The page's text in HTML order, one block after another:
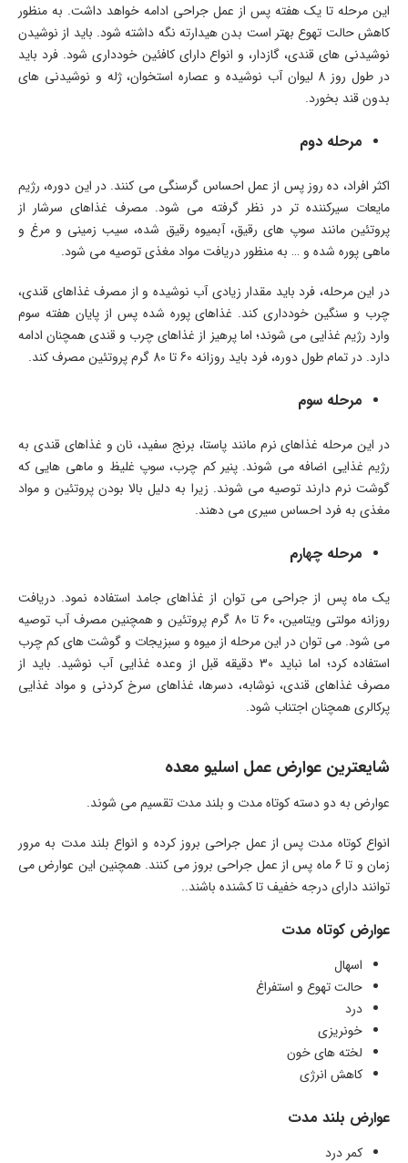
این مرحله تا یک هفته پس از عمل جراحی ادامه خواهد داشت. به منظور
کاهش حالت تهوع بهتر است بدن هیدارته نگه داشته شود. باید از نوشیدن
نوشیدنی های قندی، گازدار، و انواع دارای کافئین خودداری شود. فرد باید
در طول روز 8 لیوان آب نوشیده و عصاره استخوان، ژله و نوشیدنی های
بدون قند بخورد.
مرحله دوم
اکثر افراد، ده روز پس از عمل احساس گرسنگی می کنند. در این دوره، رژیم
مایعات سیرکننده تر در نظر گرفته می شود. مصرف غذاهای سرشار از
پروتئین مانند سوپ های رقیق، آبمیوه رقیق شده، سیب زمینی و مرغ و
ماهی پوره شده و … به منظور دریافت مواد مغذی توصیه می شود.
در این مرحله، فرد باید مقدار زیادی آب نوشیده و از مصرف غذاهای قندی،
چرب و سنگین خودداری کند. غذاهای پوره شده پس از پایان هفته سوم
وارد رژیم غذایی می شوند؛ اما پرهیز از غذاهای چرب و قندی همچنان ادامه
دارد. در تمام طول دوره، فرد باید روزانه 60 تا 80 گرم پروتئین مصرف کند.
مرحله سوم
در این مرحله غذاهای نرم مانند پاستا، برنج سفید، نان و غذاهای قندی به
رژیم غذایی اضافه می شوند. پنیر کم چرب، سوپ غلیظ و ماهی هایی که
گوشت نرم دارند توصیه می شوند. زیرا به دلیل بالا بودن پروتئین و مواد
مغذی به فرد احساس سیری می دهند.
مرحله چهارم
یک ماه پس از جراحی می توان از غذاهای جامد استفاده نمود. دریافت
روزانه مولتی ویتامین، 60 تا 80 گرم پروتئین و همچنین مصرف آب توصیه
می شود. می توان در این مرحله از میوه و سبزیجات و گوشت های کم چرب
استفاده کرد؛ اما نباید 30 دقیقه قبل از وعده غذایی آب نوشید. باید از
مصرف غذاهای قندی، نوشابه، دسرها، غذاهای سرخ کردنی و مواد غذایی
پرکالری همچنان اجتناب شود.
شایعترین عوارض عمل اسلیو معده
عوارض به دو دسته کوتاه مدت و بلند مدت تقسیم می شوند.
انواع کوتاه مدت پس از عمل جراحی بروز کرده و انواع بلند مدت به مرور
زمان و تا 6 ماه پس از عمل جراحی بروز می کنند. همچنین این عوارض می
توانند دارای درجه خفیف تا کشنده باشند..
عوارض کوتاه مدت
اسهال
حالت تهوع و استفراغ
درد
خونریزی
لخته های خون
کاهش انرژی
عوارض بلند مدت
کمر درد